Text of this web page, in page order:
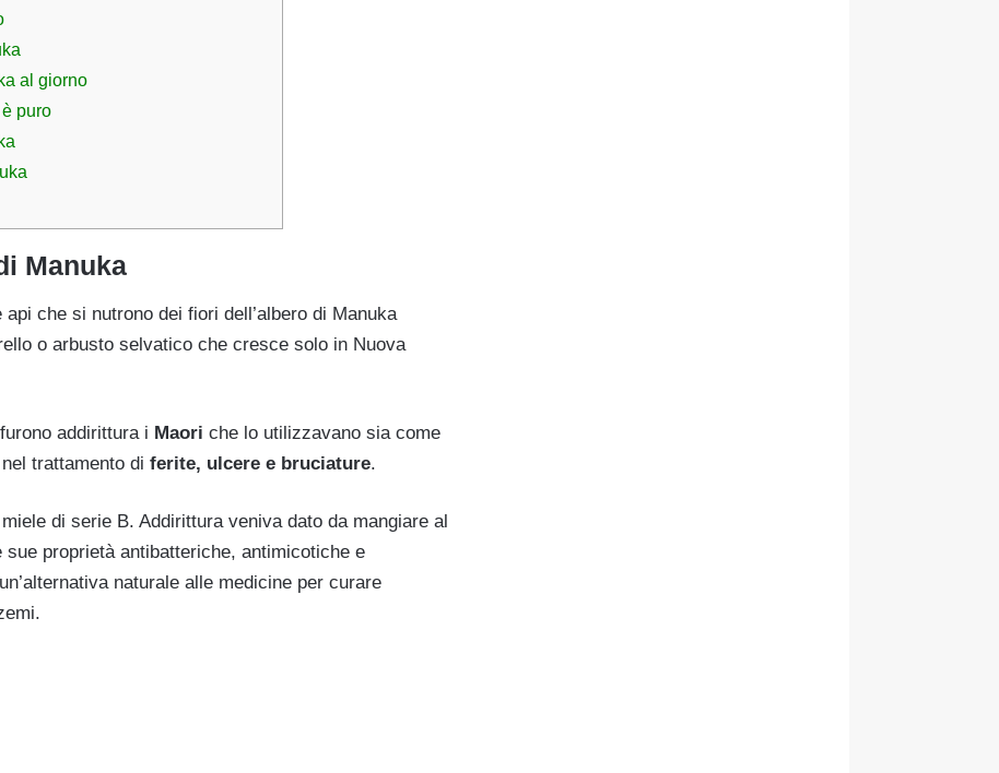
al giorno
puro
Manuka
che si nutrono dei fiori dell’albero di Manuka
o arbusto selvatico che cresce solo in Nuova
addirittura i Maori che lo utilizzavano sia come
trattamento di ferite, ulcere e bruciature.
di serie B. Addirittura veniva dato da mangiare al
proprietà antibatteriche, antimicotiche e
naturale alle medicine per curare